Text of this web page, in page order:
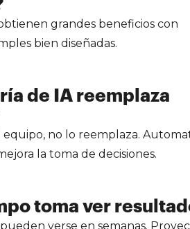
grandes beneficios con
bien diseñadas.
de IA reemplaza
equipo, no lo reemplaza.
la toma de decisiones.
toma ver
verse en semanas.